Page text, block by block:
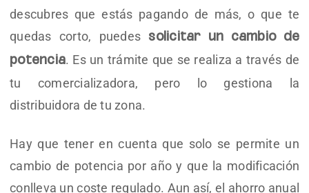
descubres que estás pagando de más, o que te
quedas corto, puedes solicitar un cambio de
potencia. Es un trámite que se realiza a través de
tu comercializadora, pero lo gestiona la
distribuidora de tu zona.
Hay que tener en cuenta que solo se permite un
cambio de potencia por año y que la modificación
conlleva un coste regulado. Aun así, el ahorro anual